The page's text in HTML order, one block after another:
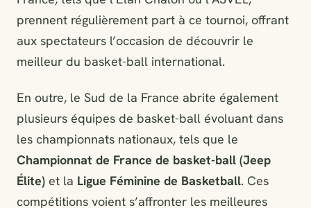
prennent régulièrement part à ce tournoi, offrant
aux spectateurs l’occasion de découvrir le
meilleur du basket-ball international.
En outre, le Sud de la France abrite également
plusieurs équipes de basket-ball évoluant dans
les championnats nationaux, tels que le
Championnat de France de basket-ball (Jeep
Élite) et la Ligue Féminine de Basketball. Ces
compétitions voient s’affronter les meilleures